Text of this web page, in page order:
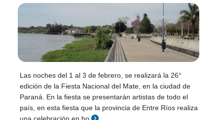
Las noches del 1 al 3 de febrero, se realizará la 26°
edición de la Fiesta Nacional del Mate, en la ciudad de
Paraná. En la fiesta se presentarán artistas de todo el
país, en esta fiesta que la provincia de Entre Ríos realiza